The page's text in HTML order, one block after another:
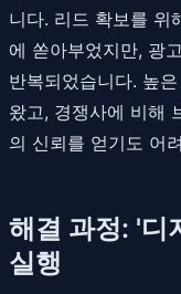
니다. 리드 확보를 위
에 쏟아부었지만, 광
반복되었습니다. 높
왔고, 경쟁사에 비해
의 신뢰를 얻기도 어
해결 과정: '디
실행